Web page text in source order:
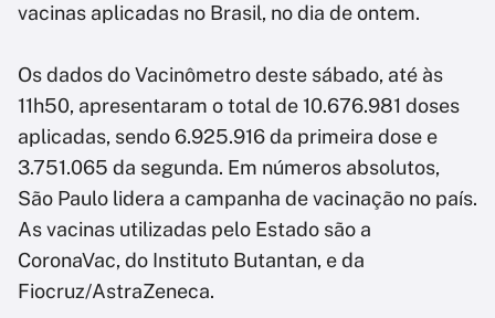
vacinas aplicadas no Brasil, no dia de ontem.
Os dados do Vacinômetro deste sábado, até às
11h50, apresentaram o total de 10.676.981 doses
aplicadas, sendo 6.925.916 da primeira dose e
3.751.065 da segunda. Em números absolutos,
São Paulo lidera a campanha de vacinação no país.
As vacinas utilizadas pelo Estado são a
CoronaVac, do Instituto Butantan, e da
Fiocruz/AstraZeneca.